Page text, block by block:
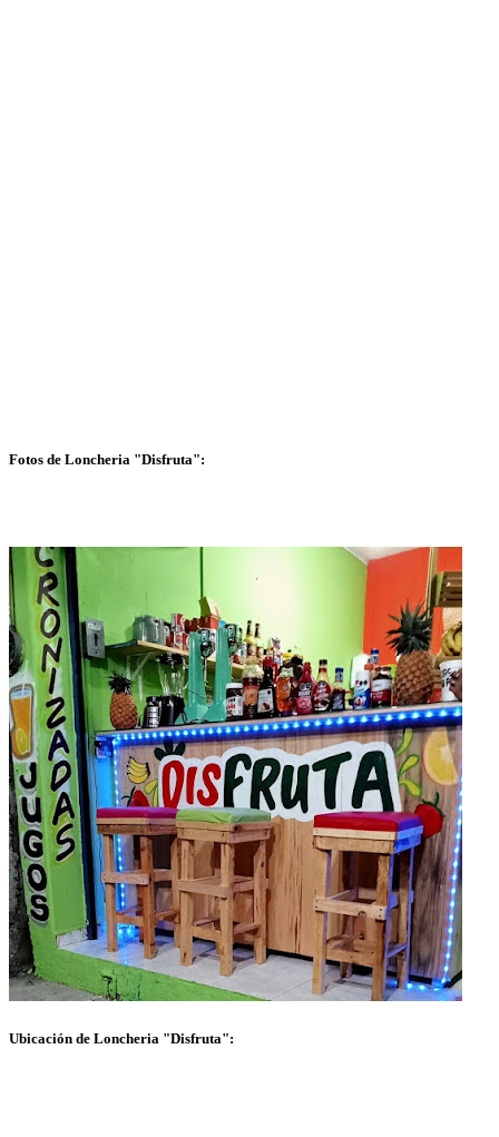
Fotos de Loncheria "Disfruta":
Ubicación de Loncheria "Disfruta":